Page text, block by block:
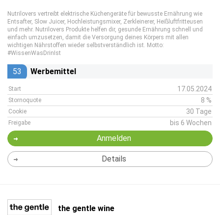
Nutrilovers vertreibt elektrische Küchengeräte für bewusste Ernährung wie
Entsafter, Slow Juicer, Hochleistungsmixer, Zerkleinerer, Heißluftfritteusen
und mehr. Nutrilovers Produkte helfen dir, gesunde Ernährung schnell und
einfach umzusetzen, damit die Versorgung deines Körpers mit allen
wichtigen Nährstoffen wieder selbstverständlich ist. Motto:
#WissenWasDrinIst
53 Werbemittel
Start 17.05.2024
Stornoquote 8 %
Cookie 30 Tage
Freigabe bis 6 Wochen
Anmelden
Details
the gentle wine